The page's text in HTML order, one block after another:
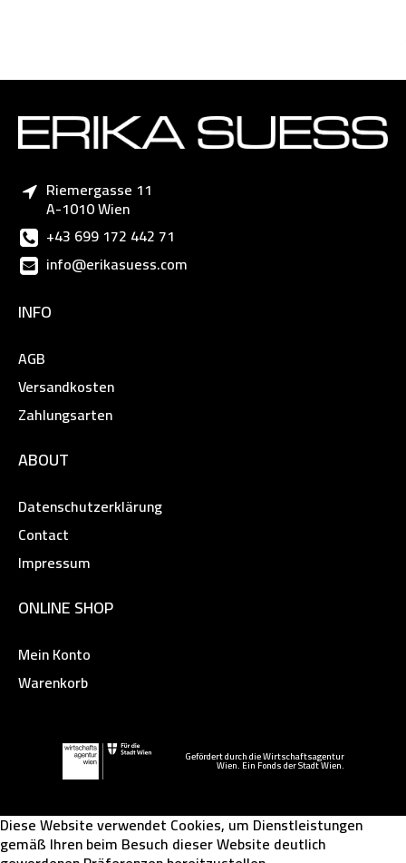
Riemergasse 11
A-1010 Wien
+43 699 172 442 71
info@erikasuess.com
INFO
AGB
Versandkosten
Zahlungsarten
ABOUT
Datenschutzerklärung
Contact
Impressum
ONLINE SHOP
Mein Konto
Warenkorb
Gefördert durch die Wirtschaftsagentur
Wien. Ein Fonds der Stadt Wien.
Diese Website verwendet Cookies, um Dienstleistungen
gemäß Ihren beim Besuch dieser Website deutlich